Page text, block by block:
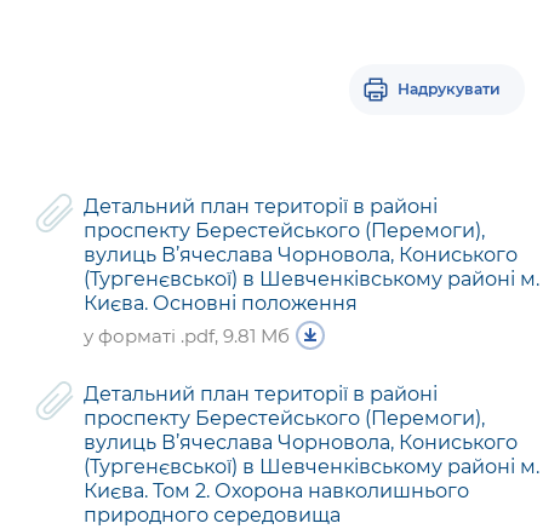
Надрукувати
Детальний план території в районі
проспекту Берестейського (Перемоги),
вулиць В’ячеслава Чорновола, Кониського
(Тургенєвської) в Шевченківському районі м.
Києва. Основні положення
у форматі .pdf, 9.81 Мб
Детальний план території в районі
проспекту Берестейського (Перемоги),
вулиць В’ячеслава Чорновола, Кониського
(Тургенєвської) в Шевченківському районі м.
Києва. Том 2. Охорона навколишнього
природного середовища